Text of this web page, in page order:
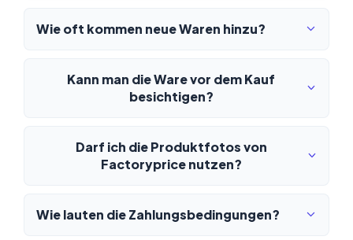
Wie oft kommen neue Waren hinzu?
Kann man die Ware vor dem Kauf
besichtigen?
Darf ich die Produktfotos von
Factoryprice nutzen?
Wie lauten die Zahlungsbedingungen?